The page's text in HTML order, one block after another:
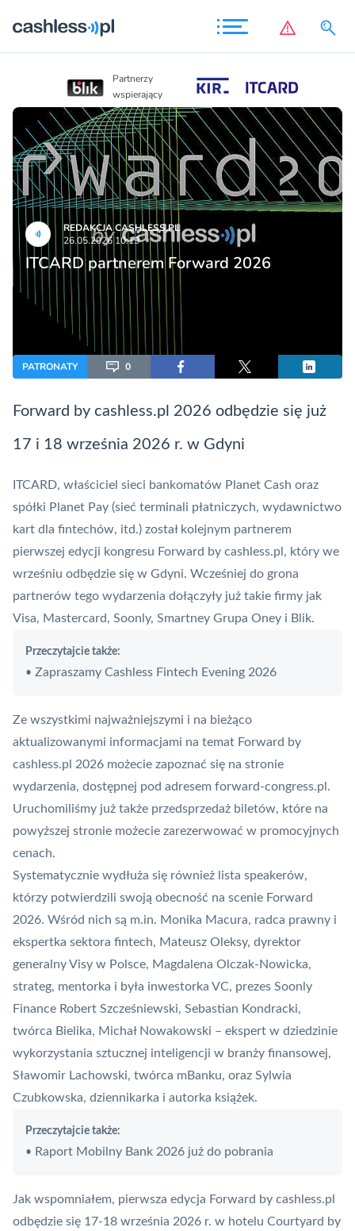
Partnerzy
wspierający
REDAKCJA CASHLESS.PL
26.05.2026 10:19
ITCARD partnerem Forward 2026
PATRONATY 0
Forward by cashless.pl 2026 odbędzie się już
17 i 18 września 2026 r. w Gdyni
ITCARD, właściciel sieci bankomatów Planet Cash oraz
spółki Planet Pay (sieć terminali płatniczych, wydawnictwo
kart dla fintechów, itd.) został kolejnym partnerem
pierwszej edycji kongresu Forward by cashless.pl, który we
wrześniu odbędzie się w Gdyni. Wcześniej do grona
partnerów tego wydarzenia dołączyły już takie firmy jak
Visa, Mastercard, Soonly, Smartney Grupa Oney i Blik.
Przeczytajcie także:
• Zapraszamy Cashless Fintech Evening 2026
Ze wszystkimi najważniejszymi i na bieżąco
aktualizowanymi informacjami na temat Forward by
cashless.pl 2026 możecie zapoznać się na stronie
wydarzenia, dostępnej pod adresem forward-congress.pl .
Uruchomiliśmy już także przedsprzedaż biletów, które na
powyższej stronie możecie zarezerwować w promocyjnych
cenach.
Systematycznie wydłuża się również lista speakerów,
którzy potwierdzili swoją obecność na scenie Forward
2026. Wśród nich są m.in. Monika Macura, radca prawny i
ekspertka sektora fintech, Mateusz Oleksy, dyrektor
generalny Visy w Polsce, Magdalena Olczak-Nowicka,
strateg, mentorka i była inwestorka VC, prezes Soonly
Finance Robert Szcześniewski, Sebastian Kondracki,
twórca Bielika, Michał Nowakowski – ekspert w dziedzinie
wykorzystania sztucznej inteligencji w branży finansowej,
Sławomir Lachowski, twórca mBanku, oraz Sylwia
Czubkowska, dziennikarka i autorka książek.
Przeczytajcie także:
• Raport Mobilny Bank 2026 już do pobrania
Jak wspomniałem, pierwsza edycja Forward by cashless.pl
odbędzie się 17-18 września 2026 r. w hotelu Courtyard by